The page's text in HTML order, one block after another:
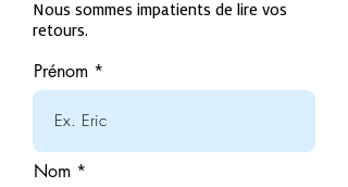
Nous sommes impatients de lire vos
retours.
Prénom
Nom